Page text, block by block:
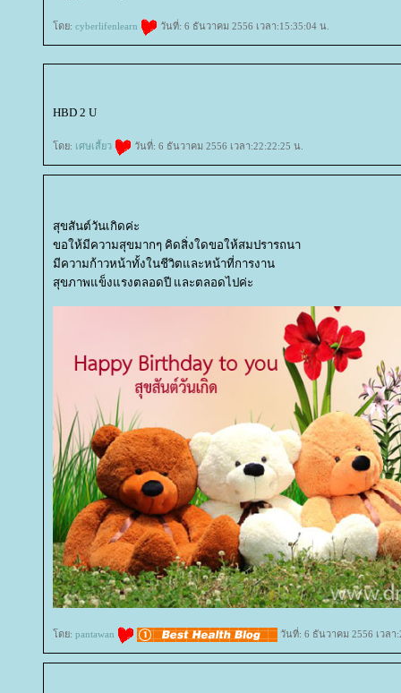
ดย: cyberlifenlearn วันที่: 6 ธันวาคม 2556 เวลา:15:35:04 น.
HBD 2 U
ดย: เศษเสี้ยว วันที่: 6 ธันวาคม 2556 เวลา:22:22:25 น.
สุขสันต์วันเกิดค่ะ
ขอให้มีความสุขมากๆ คิดสิ่งใดขอให้สมปรารถนา
มีความก้าวหน้าทั้งในชีวิตและหน้าที่การงาน
สุขภาพแข็งแรงตลอดปี และตลอดไปค่ะ
ดย: pantawan วันที่: 6 ธันวาคม 2556 เวลา